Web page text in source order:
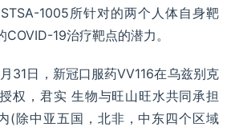
1005所针对的两个人体自身靶
19治疗靶点的潜力。
31日，新冠口服药VV116在乌兹别克
权，君实 生物与旺山旺水共同承担
(除中亚五国，北非，中东四个区域